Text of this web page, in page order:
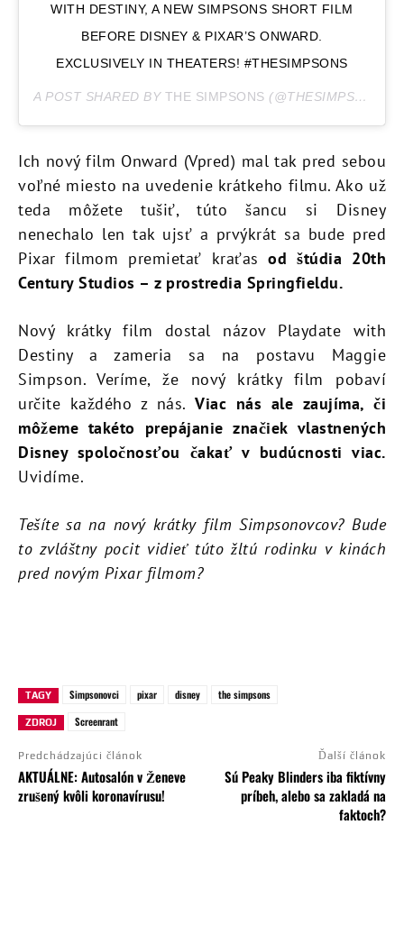
WITH DESTINY, A NEW SIMPSONS SHORT FILM
BEFORE DISNEY & PIXAR’S ONWARD.
EXCLUSIVELY IN THEATERS! #THESIMPSONS
A POST SHARED BY THE SIMPSONS (@THESIMPSONS) ON
Ich nový film Onward (Vpred) mal tak pred sebou
voľné miesto na uvedenie krátkeho filmu. Ako už
teda môžete tušiť, túto šancu si Disney
nenechalo len tak ujsť a prvýkrát sa bude pred
Pixar filmom premietať kraťasod štúdia 20th
Century Studios – z prostredia Springfieldu.
Nový krátky film dostal názov Playdate with
Destiny a zameria sa na postavu Maggie
Simpson. Veríme, že nový krátky film pobaví
určite každého z nás. Viac nás ale zaujíma, či
môžeme takéto prepájanie značiek vlastnených
Disney spoločnosťou čakať v budúcnosti viac.
Uvidíme.
Tešíte sa na nový krátky film Simpsonovcov? Bude
to zvláštny pocit vidieť túto žltú rodinku v kinách
pred novým Pixar filmom?
TAGY Simpsonovci pixar disney the simpsons
ZDROJ Screenrant
Predchádzajúci článok
AKTUÁLNE: Autosalón v Ženeve
zrušený kvôli koronavírusu!
Ďalší článok
Sú Peaky Blinders iba fiktívny
príbeh, alebo sa zakladá na
faktoch?